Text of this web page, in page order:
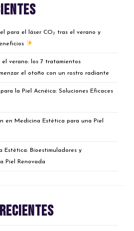
para el láser CO₂ tras el verano y
el verano: los 7 tratamientos
el otoño con un rostro radiante
la Piel Acnéica: Soluciones Eficaces
en Medicina Estética para una Piel
Estética: Bioestimuladores y
Piel Renovada